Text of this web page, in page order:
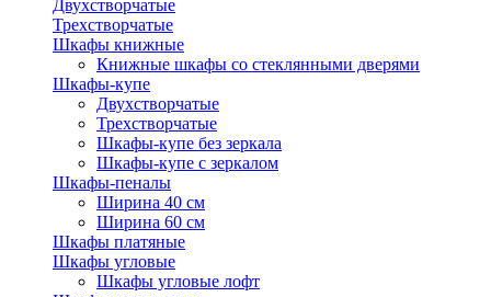
Двухстворчатые
Трехстворчатые
Шкафы книжные
Книжные шкафы со стеклянными дверями
Шкафы-купе
Двухстворчатые
Трехстворчатые
Шкафы-купе без зеркала
Шкафы-купе с зеркалом
Шкафы-пеналы
Ширина 40 см
Ширина 60 см
Шкафы платяные
Шкафы угловые
Шкафы угловые лофт